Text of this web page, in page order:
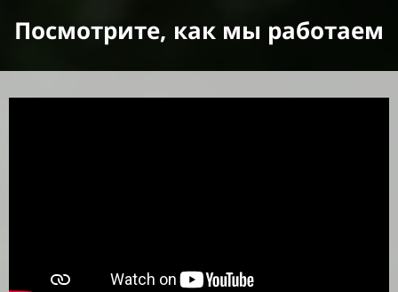
Посмотрите, как мы работаем